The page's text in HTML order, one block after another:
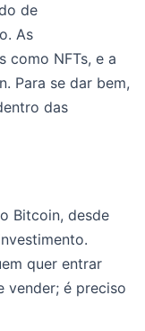
de
As
como NFTs, e a
Para se dar bem,
das
Bitcoin, desde
quer entrar
vender; é preciso